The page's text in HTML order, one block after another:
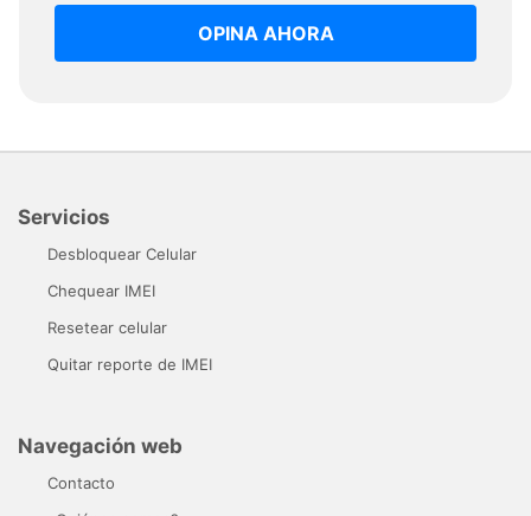
OPINA AHORA
Servicios
Desbloquear Celular
Chequear IMEI
Resetear celular
Quitar reporte de IMEI
Navegación web
Contacto